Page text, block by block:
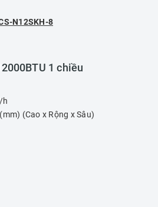
N12SKH-8
1 chiều
h
(Cao x Rộng x Sâu)